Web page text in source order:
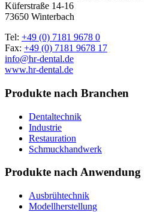
Küferstraße 14-16
73650 Winterbach
Tel: +49 (0) 7181 9678 0
Fax: +49 (0) 7181 9678 17
info@hr-dental.de
www.hr-dental.de
Produkte nach Branchen
Dentaltechnik
Industrie
Restauration
Schmuckhandwerk
Produkte nach Anwendung
Ausbrühtechnik
Modellherstellung